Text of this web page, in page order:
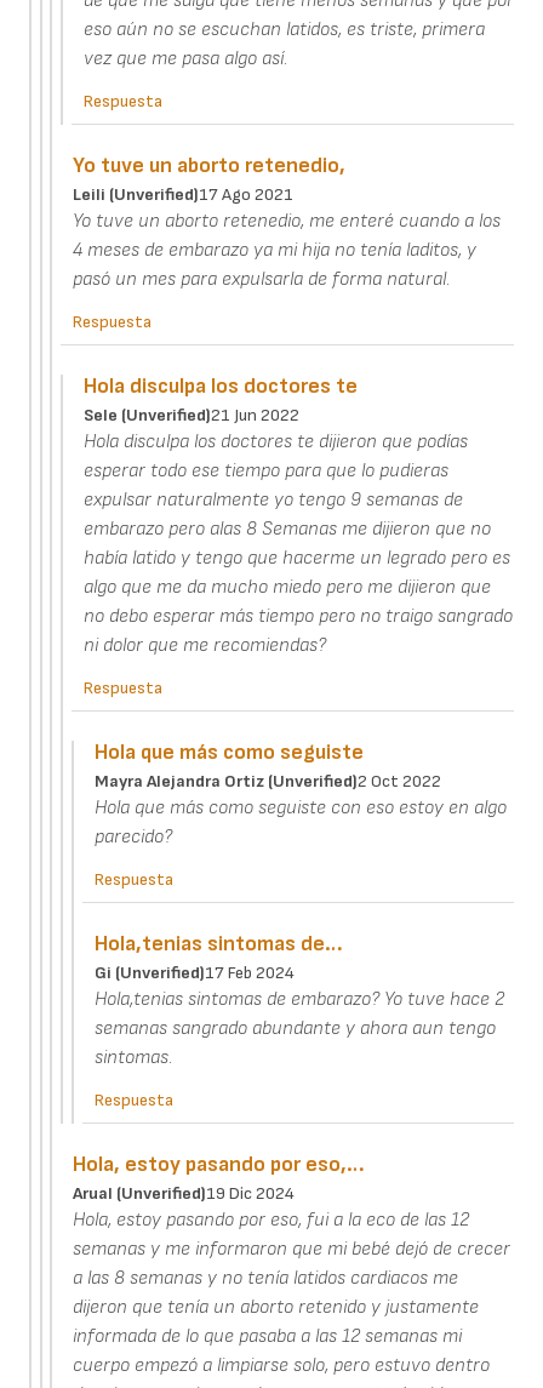
eso aún no se escuchan latidos, es triste, primera
vez que me pasa algo así.
Respuesta
Yo tuve un aborto retenedio,
Leili (unverified)17 Ago 2021
Yo tuve un aborto retenedio, me enteré cuando a los
4 meses de embarazo ya mi hija no tenía laditos, y
pasó un mes para expulsarla de forma natural.
Respuesta
Hola disculpa los doctores te
Sele (unverified)21 Jun 2022
Hola disculpa los doctores te dijieron que podías
esperar todo ese tiempo para que lo pudieras
expulsar naturalmente yo tengo 9 semanas de
embarazo pero alas 8 Semanas me dijieron que no
había latido y tengo que hacerme un legrado pero es
algo que me da mucho miedo pero me dijieron que
no debo esperar más tiempo pero no traigo sangrado
ni dolor que me recomiendas?
Respuesta
Hola que más como seguiste
Mayra Alejandra Ortiz (unverified)2 Oct 2022
Hola que más como seguiste con eso estoy en algo
parecido?
Respuesta
Hola,tenias sintomas de…
Gi (unverified)17 Feb 2024
Hola,tenias sintomas de embarazo? Yo tuve hace 2
semanas sangrado abundante y ahora aun tengo
sintomas.
Respuesta
Hola, estoy pasando por eso,…
Arual (unverified)19 Dic 2024
Hola, estoy pasando por eso, fui a la eco de las 12
semanas y me informaron que mi bebé dejó de crecer
a las 8 semanas y no tenía latidos cardiacos me
dijeron que tenía un aborto retenido y justamente
informada de lo que pasaba a las 12 semanas mi
cuerpo empezó a limpiarse solo, pero estuvo dentro